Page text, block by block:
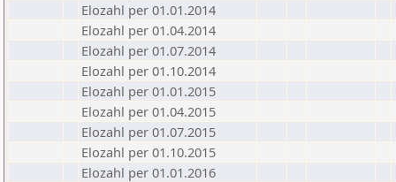
Elozahl per 01.01.2014
Elozahl per 01.04.2014
Elozahl per 01.07.2014
Elozahl per 01.10.2014
Elozahl per 01.01.2015
Elozahl per 01.04.2015
Elozahl per 01.07.2015
Elozahl per 01.10.2015
Elozahl per 01.01.2016